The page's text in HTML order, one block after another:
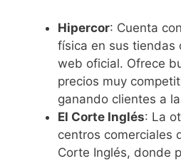
Hipercor: Cuenta
física en sus tiendas
web oficial. Ofrece
precios muy
ganando clientes a
El Corte Inglés: La
centros comerciales
Corte Inglés, donde